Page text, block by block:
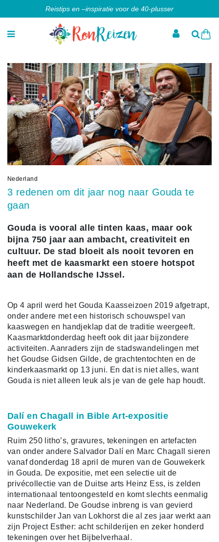
Reistips en –inspiratie voor de 40-plusser
Nederland
3 redenen om dit jaar nog naar Gouda te
gaan
Gouda is vooral alle tinten kaas, maar ook
bijna 750 jaar aan ambacht, creativiteit en
cultuur. De stad bloeit als nooit tevoren en
heeft met de kaasmarkt een stoere hotspot
aan de Hollandsche IJssel.
Op 4 april werd het Gouda Kaasseizoen 2019 afgetrapt,
onder andere met een historisch schouwspel van
kaaswegen en handjeklap dat de traditie weergeeft.
Kaasmarktdonderdag heeft ook dit jaar bijzondere
activiteiten. Aanraders zijn de stadswandelingen met
het Goudse Gidsen Gilde, de grachtentochten en de
kinderkaasmarkt op 13 juni. En dat is niet alles, want
Gouda is niet alleen leuk als je van de gele hap houdt.
Dalí en Chagall in Bible Art-expositie
Gouwekerk
Ruim 250 litho’s, gravures, tekeningen en artefacten
van onder andere Salvador Dalí en Marc Chagall sieren
vanaf donderdag 18 april de muren van de Gouwekerk
in Gouda. De expositie, met een selectie uit de
privécollectie van de Duitse arts Heinz Ess, is zelden
internationaal tentoongesteld en komt slechts eenmalig
naar Nederland. De Goudse inbreng is van gevierd
kunstschilder Jan van Lokhorst die al zes jaar werkt aan
zijn Project Esther: acht schilderijen en zeker honderd
tekeningen over het Bijbelverhaal.